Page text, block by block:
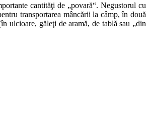
cantităţi de „povară“. Negustorul cu
transportarea mâncării la câmp, în două
ulcioare, găleţi de aramă, de tablă sau „din